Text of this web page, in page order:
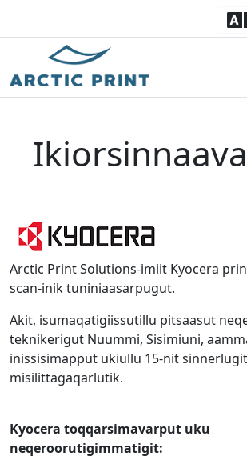
Arctic Print Solutions-imiit Kyocera
scan-inik tuniniaasarpugut.
Akit, isumaqatigiissutillu pitsaasut
teknikerigut Nuummi, Sisimiuni,
inissisimapput ukiullu 15-nit sinnerlugit
misilittagaqarlutik.
Kyocera toqqarsimavarput uku
neqeroorutigimmatigit: